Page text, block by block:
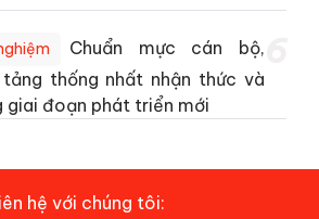
Chuẩn mực cán bộ,
thống nhất nhận thức và
giai đoạn phát triển mới
hệ với chúng tôi: